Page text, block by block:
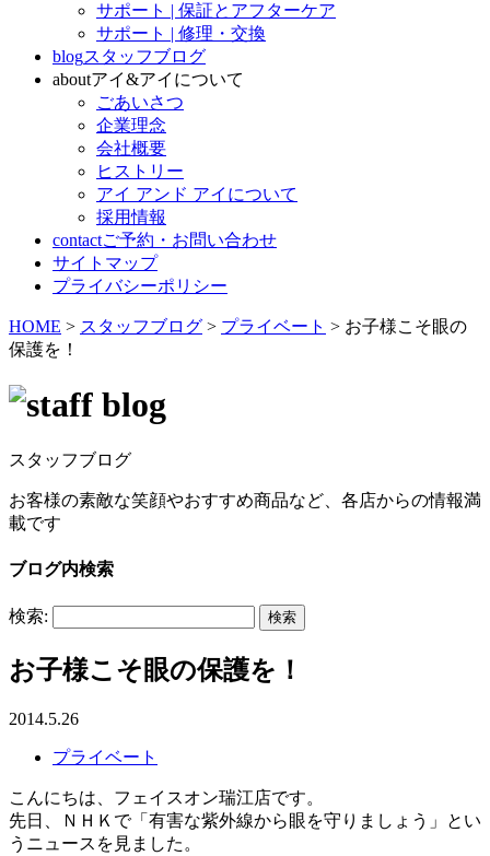
サポート | 保証とアフターケア
サポート | 修理・交換
blogスタッフブログ
aboutアイ&アイについて
ごあいさつ
企業理念
会社概要
ヒストリー
アイ アンド アイについて
採用情報
contactご予約・お問い合わせ
サイトマップ
プライバシーポリシー
HOME > スタッフブログ > プライベート > お子様こそ眼の
保護を！
スタッフブログ
お客様の素敵な笑顔やおすすめ商品など、各店からの情報満
載です
ブログ内検索
検索:
お子様こそ眼の保護を！
2014.5.26
プライベート
こんにちは、フェイスオン瑞江店です。
先日、ＮＨＫで「有害な紫外線から眼を守りましょう」とい
うニュースを見ました。